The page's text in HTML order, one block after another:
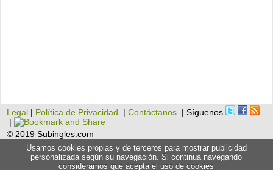
Legal | Política de Privacidad |Contáctanos | Síguenos
|
© 2019 Subingles.com
Usamos cookies propias y de terceros para mostrar publicidad
personalizada según su navegación. Si continua navegando
consideramos que acepta el uso de cookies